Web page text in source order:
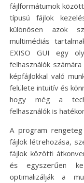
fájlformátumok
típusú fájlok
különösen azok
multimédiás
EXISO GUI egy
felhasználók
képfájlokkal való
felülete intuitív és
hogy még a
felhasználók is
A program
fájlok létrehozása,
fájlok közötti
és egyszerűen
optimalizálják a